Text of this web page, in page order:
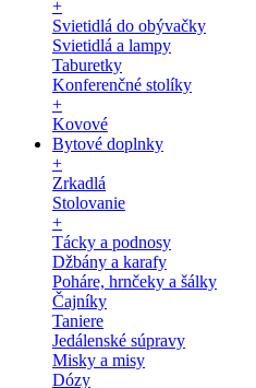
+
Svietidlá do obývačky
Svietidlá a lampy
Taburetky
Konferenčné stolíky
+
Kovové
Bytové doplnky
+
Zrkadlá
Stolovanie
+
Tácky a podnosy
Džbány a karafy
Poháre, hrnčeky a šálky
Čajníky
Taniere
Jedálenské súpravy
Misky a misy
Dózy